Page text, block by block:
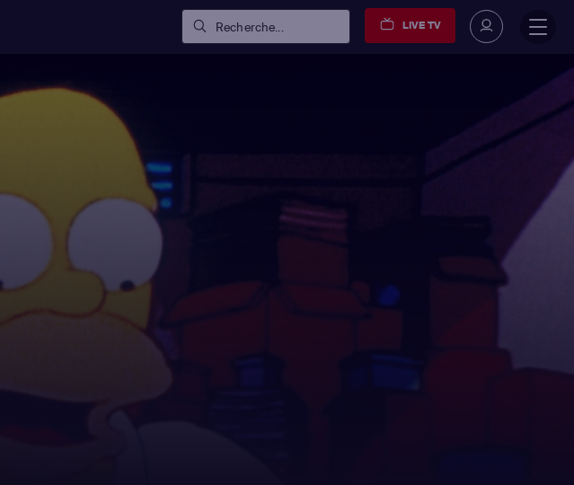
Recherche... LIVE TV